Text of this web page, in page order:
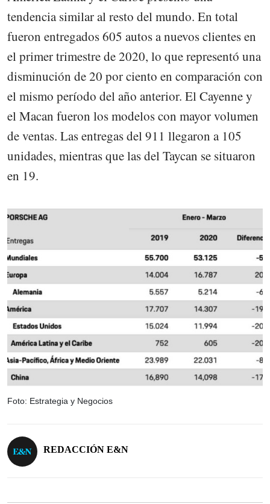
tendencia similar al resto del mundo. En total
fueron entregados 605 autos a nuevos clientes en
el primer trimestre de 2020, lo que representó una
disminución de 20 por ciento en comparación con
el mismo período del año anterior. El Cayenne y
el Macan fueron los modelos con mayor volumen
de ventas. Las entregas del 911 llegaron a 105
unidades, mientras que las del Taycan se situaron
en 19.
Foto: Estrategia y Negocios
REDACCIÓN E&N